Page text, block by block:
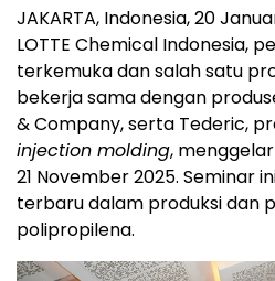
JAKARTA, Indonesia,20
LOTTE Chemical Indonesia,
terkemuka dan salah satu
bekerja sama dengan
& Company, serta Tederic,
injection molding,
21 November 2025. Seminar
terbaru dalam produksi dan
polipropilena.